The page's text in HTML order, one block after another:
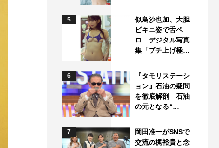
5
似鳥沙也加、大胆
ビキニ姿で舌ペ
ロ デジタル写真
集「ブチ上げ極…
6
『タモリステーシ
ョン』石油の疑問
を徹底解剖 石油
の元となる“…
7
岡田准一がSNSで
交流の梶裕貴と念